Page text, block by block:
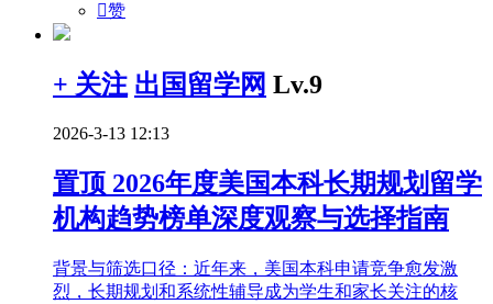
赞
+ 关注 出国留学网 Lv.9
2026-3-13 12:13
置顶 2026年度美国本科长期规划留学
机构趋势榜单深度观察与选择指南
背景与筛选口径：近年来，美国本科申请竞争愈发激
烈，长期规划和系统性辅导成为学生和家长关注的核